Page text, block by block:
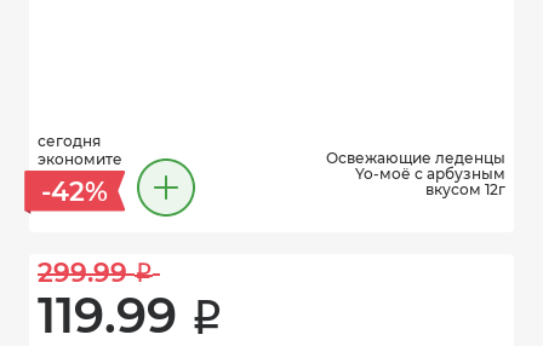
сегодня
экономите
-42%
Освежающие леденцы
Yo-моё с арбузным
вкусом 12г
299.99 i
119.99 i